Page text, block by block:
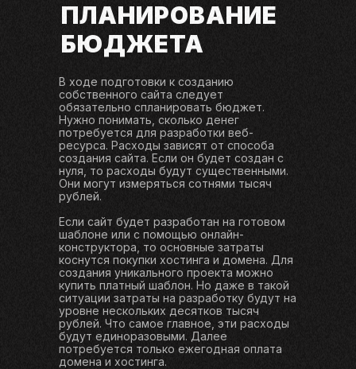
ПЛАНИРОВАНИЕ
БЮДЖЕТА
В ходе подготовки к созданию
собственного сайта следует
обязательно спланировать бюджет.
Нужно понимать, сколько денег
потребуется для разработки веб-
ресурса. Расходы зависят от способа
создания сайта. Если он будет создан с
нуля, то расходы будут существенными.
Они могут измеряться сотнями тысяч
рублей.
Если сайт будет разработан на готовом
шаблоне или с помощью онлайн-
конструктора, то основные затраты
коснутся покупки хостинга и домена. Для
создания уникального проекта можно
купить платный шаблон. Но даже в такой
ситуации затраты на разработку будут на
уровне нескольких десятков тысяч
рублей. Что самое главное, эти расходы
будут единоразовыми. Далее
потребуется только ежегодная оплата
домена и хостинга.